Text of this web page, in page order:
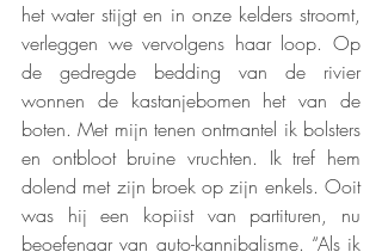
het water stijgt en in onze kelders stroomt,
verleggen we vervolgens haar loop. Op
de gedregde bedding van de rivier
wonnen de kastanjebomen het van de
boten. Met mijn tenen ontmantel ik bolsters
en ontbloot bruine vruchten. Ik tref hem
dolend met zijn broek op zijn enkels. Ooit
was hij een kopiist van partituren, nu
beoefenaar van auto-kannibalisme. “Als ik